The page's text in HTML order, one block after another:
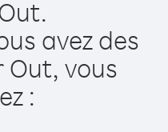
avez des
Out, vous
: